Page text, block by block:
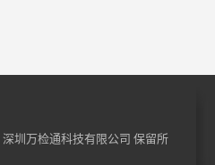
深圳万检通科技有限公司 保留所